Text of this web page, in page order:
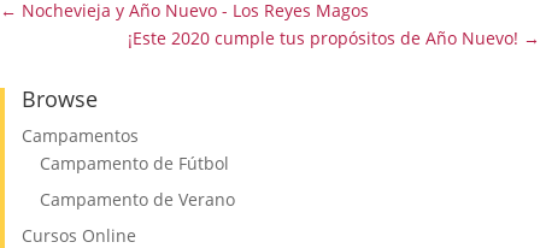
← Nochevieja y Año Nuevo - Los Reyes Magos
¡Este 2020 cumple tus propósitos de Año Nuevo! →
Browse
Campamentos
Campamento de Fútbol
Campamento de Verano
Cursos Online